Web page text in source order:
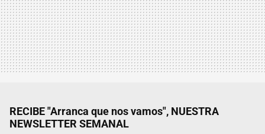
RECIBE "Arranca que nos vamos", NUESTRA
NEWSLETTER SEMANAL